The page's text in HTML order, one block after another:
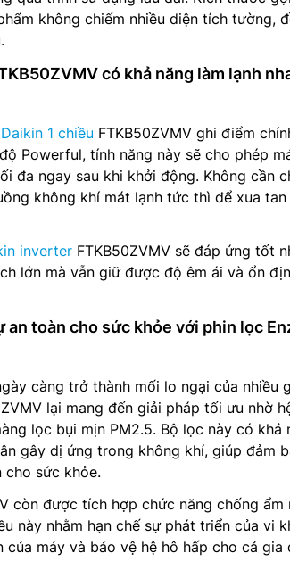
không chiếm nhiều diện tích tường,
có khả năng làm lạnh
1 chiều FTKB50ZVMV ghi điểm
Powerful, tính năng này sẽ cho phép
đa ngay sau khi khởi động. Không cần
không khí mát lạnh tức thì để xua tan
inverter FTKB50ZVMV sẽ đáp ứng tốt
lớn mà vẫn giữ được độ êm ái và ổn
an toàn cho sức khỏe với phin lọc
càng trở thành mối lo ngại của nhiều
lại mang đến giải pháp tối ưu nhờ
lọc bụi mịn PM2.5. Bộ lọc này có khả
gây dị ứng trong không khí, giúp đảm
cho sức khỏe.
còn được tích hợp chức năng chống ẩm
này nhằm hạn chế sự phát triển của vi
máy và bảo vệ hệ hô hấp cho cả gia